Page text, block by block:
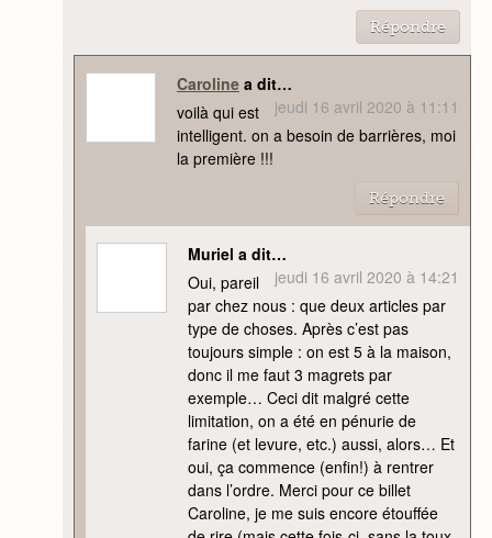
Répondre
Carolinea dit…
jeudi 16 avril 2020 à 11:11
voilà qui est
intelligent. on a besoin de barrières, moi
la première !!!
Répondre
Muriel a dit…
jeudi 16 avril 2020 à 14:21
Oui, pareil
par chez nous : que deux articles par
type de choses. Après c’est pas
toujours simple : on est 5 à la maison,
donc il me faut 3 magrets par
exemple… Ceci dit malgré cette
limitation, on a été en pénurie de
farine (et levure, etc.) aussi, alors… Et
oui, ça commence (enfin!) à rentrer
dans l’ordre. Merci pour ce billet
Caroline, je me suis encore étouffée